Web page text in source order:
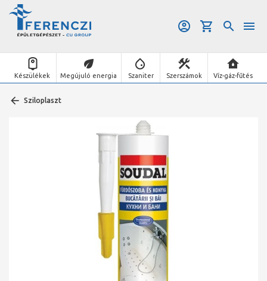
Készülékek Megújuló energia Szaniter Szerszámok Víz-gáz-fűtés
Sziloplaszt